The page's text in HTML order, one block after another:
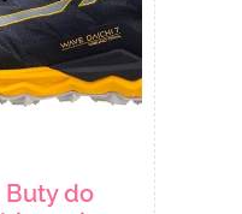
Buty do